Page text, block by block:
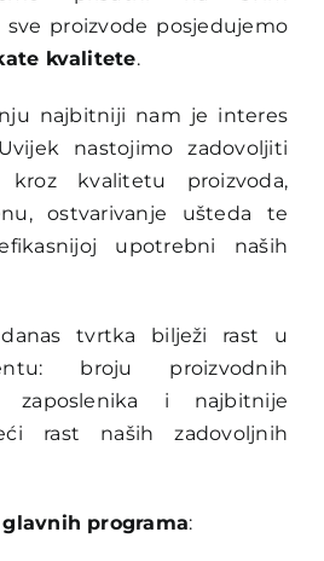
proizvode posjedujemo
kvalitete.
najbitniji nam je interes
nastojimo zadovoljiti
kvalitetu proizvoda,
ostvarivanje ušteda te
upotrebni naših
tvrtka bilježi rast u
broju proizvodnih
zaposlenika i najbitnije
rast naših zadovoljnih
glavnih programa: